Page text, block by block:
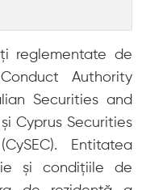
reglementate de
Authority
Securities and
și Cyprus Securities
Entitatea
și condițiile de